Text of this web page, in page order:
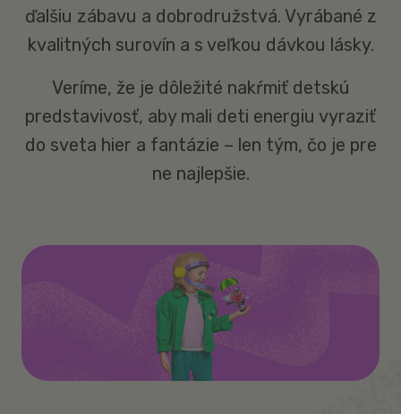
ďalšiu zábavu a dobrodružstvá. Vyrábané z
kvalitných surovín a s veľkou dávkou lásky.
Veríme, že je dôležité nakŕmiť detskú
predstavivosť, aby mali deti energiu vyraziť
do sveta hier a fantázie – len tým, čo je pre
ne najlepšie.